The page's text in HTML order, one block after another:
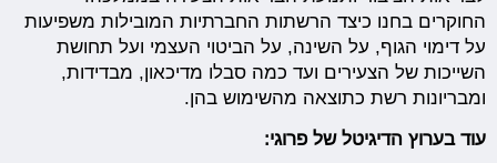
החוקרים בחנו כיצד הרשתות החברתיות המובילות משפיעות
על דימוי הגוף, על השינה, על הביטוי העצמי ועל תחושת
השייכות של הצעירים ועד כמה סבלו מדיכאון, מבדידות,
ומבריונות רשת כתוצאה מהשימוש בהן.
עוד בערוץ הדיגיטל של פרוגי: